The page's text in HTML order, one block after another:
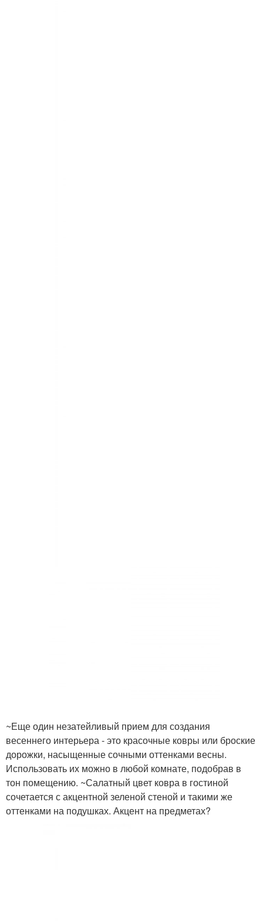
~Еще один незатейливый прием для создания
весеннего интерьера - это красочные ковры или броские
дорожки, насыщенные сочными оттенками весны.
Использовать их можно в любой комнате, подобрав в
тон помещению. ~Салатный цвет ковра в гостиной
сочетается с акцентной зеленой стеной и такими же
оттенками на подушках. Акцент на предметах?